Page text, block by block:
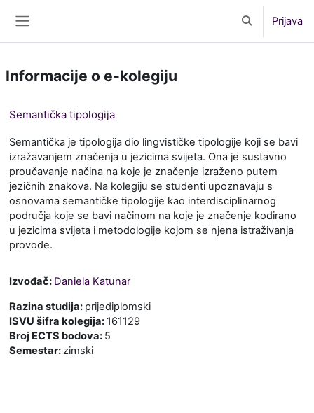
Toggle search
Prijava
Informacije o e-kolegiju
Semantička tipologija
Semantička je tipologija dio lingvističke tipologije koji se bavi
izražavanjem značenja u jezicima svijeta. Ona je sustavno
proučavanje načina na koje je značenje izraženo putem
jezičnih znakova. Na kolegiju se studenti upoznavaju s
osnovama semantičke tipologije kao interdisciplinarnog
područja koje se bavi načinom na koje je značenje kodirano
u jezicima svijeta i metodologije kojom se njena istraživanja
provode.
Izvođač: Daniela Katunar
Razina studija: prijediplomski
ISVU šifra kolegija: 161129
Broj ECTS bodova: 5
Semestar:zimski